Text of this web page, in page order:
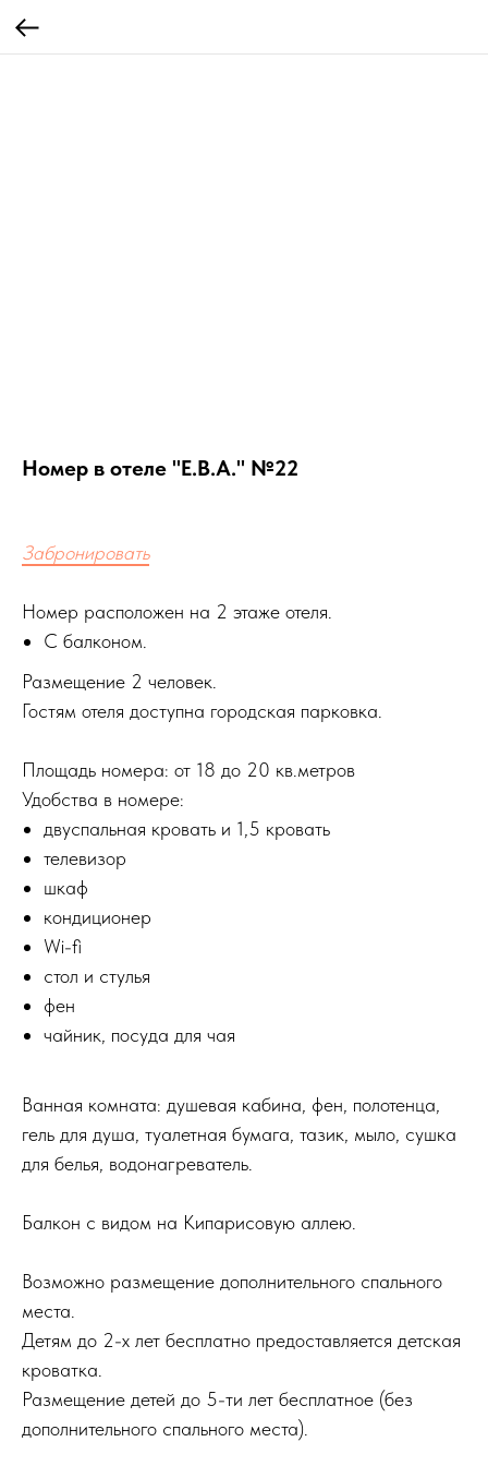
Номер в отеле "Е.В.А." №22
Забронировать
Номер расположен на 2 этаже отеля.
С балконом.
Размещение 2 человек.
Гостям отеля доступна городская парковка.
Площадь номера: от 18 до 20 кв.метров
Удобства в номере:
двуспальная кровать и 1,5 кровать
телевизор
шкаф
кондиционер
Wi-fi
стол и стулья
фен
чайник, посуда для чая
Ванная комната: душевая кабина, фен, полотенца,
гель для душа, туалетная бумага, тазик, мыло, сушка
для белья, водонагреватель.
Балкон с видом на Кипарисовую аллею.
Возможно размещение дополнительного спального
места.
Детям до 2-х лет бесплатно предоставляется детская
кроватка.
Размещение детей до 5-ти лет бесплатное (без
дополнительного спального места).